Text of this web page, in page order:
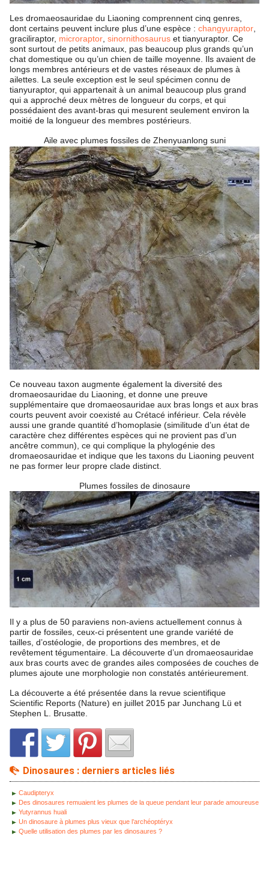
Les dromaeosauridae du Liaoning comprennent cinq genres,
dont certains peuvent inclure plus d’une espèce : changyuraptor
graciliraptor, microraptor sinornithosaurus et tianyuraptor. Ce
sont surtout de petits animaux, pas beaucoup plus grands qu’un
chat domestique ou qu’un chien de taille moyenne. Ils avaient de
longs membres antérieurs et de vastes réseaux de plumes à
ailettes. La seule exception est le seul spécimen connu de
tianyuraptor, qui appartenait à un animal beaucoup plus grand
qui a approché deux mètres de longueur du corps, et qui
possédaient des avant-bras qui mesurent seulement environ la
moitié de la longueur des membres postérieurs.
Aile avec plumes fossiles de Zhenyuanlong suni
Ce nouveau taxon augmente également la diversité des
dromaeosauridae du Liaoning, et donne une preuve
supplémentaire que dromaeosauridae aux bras longs et aux bras
courts peuvent avoir coexisté au Crétacé inférieur. Cela révèle
aussi une grande quantité d’homoplasie (similitude d’un état de
caractère chez différentes espèces qui ne provient pas d’un
ancêtre commun), ce qui complique la phylogénie des
dromaeosauridae et indique que les taxons du Liaoning peuvent
ne pas former leur propre clade distinct.
Plumes fossiles de dinosaure
Il y a plus de 50 paraviens non-aviens actuellement connus à
partir de fossiles, ceux-ci présentent une grande variété de
tailles, d’ostéologie, de proportions des membres, et de
revêtement tégumentaire. La découverte d’un dromaeosauridae
aux bras courts avec de grandes ailes composées de couches de
plumes ajoute une morphologie non constatés antérieurement.
La découverte a été présentée dans la revue scientifique
Scientific Reports (Nature) en juillet 2015 par Junchang Lü et
Stephen L. Brusatte.
Dinosaures : derniers articles liés
Caudipteryx
Des dinosaures remuaient les plumes de la queue pendant leur parade amoureuse
Yutyrannus huali
Un dinosaure à plumes plus vieux que l’archéoptéryx
Quelle utilisation des plumes par les dinosaures ?